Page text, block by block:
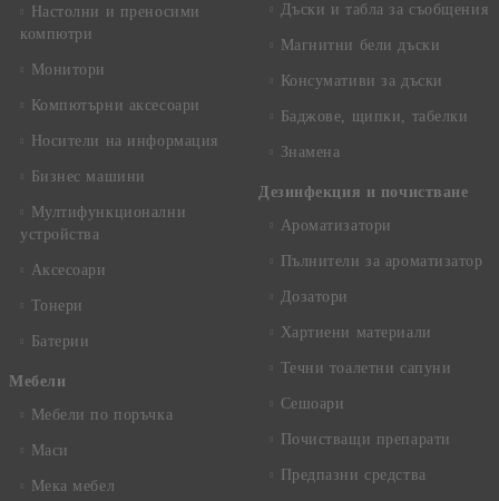
Настолни и преносими
компютри
Монитори
Компютърни аксесоари
Носители на информация
Бизнес машини
Мултифункционални
устройства
Аксесоари
Тонери
Батерии
Mебели
Мебели по поръчка
Маси
Мека мебел
Дъски и табла за съобщения
Магнитни бели дъски
Консумативи за дъски
Баджове, щипки, табелки
Знамена
Дезинфекция и почистване
Ароматизатори
Пълнители за ароматизатор
Дозатори
Хартиени материали
Течни тоалетни сапуни
Сешоари
Почистващи препарати
Предпазни средства